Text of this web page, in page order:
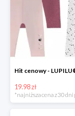
19.98 zł